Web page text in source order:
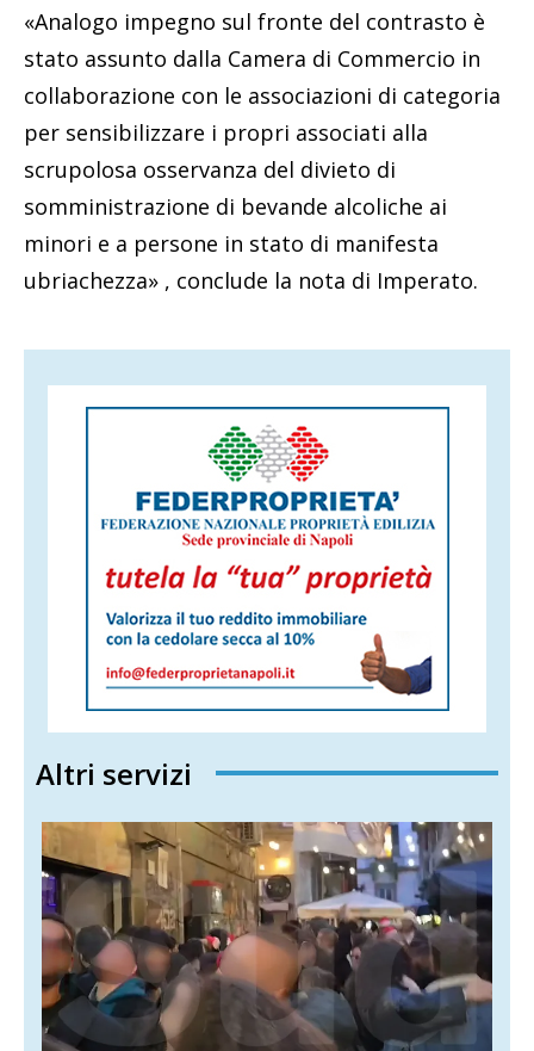
«Analogo impegno sul fronte del contrasto è
stato assunto dalla Camera di Commercio in
collaborazione con le associazioni di categoria
per sensibilizzare i propri associati alla
scrupolosa osservanza del divieto di
somministrazione di bevande alcoliche ai
minori e a persone in stato di manifesta
ubriachezza» , conclude la nota di Imperato.
Altri servizi